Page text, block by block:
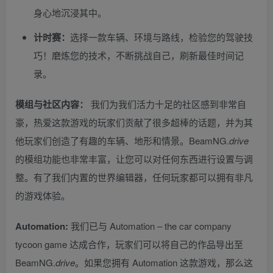
身心地沉浸其中。
计时赛： 选择一款车辆、环境与路线，检验您的驾驶技
巧！磨炼您的技术，不断挑战自己，刷新最佳时间记
录。
模组与社区内容：
我们为我们活力十足的社区感到非常自
豪，热爱这款游戏的玩家们贡献了很多超棒的话题，并为其
他玩家们创造了有趣的车辆、地形和情景。BeamNG.drive
的模组功能也非常丰富，让您可以对任何东西进行设置与调
整。有了我们内置的世界编辑器，任何玩家都可以拥有非凡
的游戏体验。
Automation: 我们已与 Automation – the car company
tycoon game 达成合作，玩家们可以将自己的作品导出至
BeamNG.drive。如果您拥有 Automation 这款游戏，那么这